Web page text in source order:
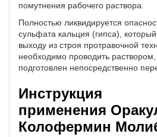
помутнения рабочего раствора.
Полностью ликвидируется
сульфата кальция (гипса),
выходу из строя протравочной
необходимо проводить
подготовлен непосредственно
Инструкция
применения
Колофермин